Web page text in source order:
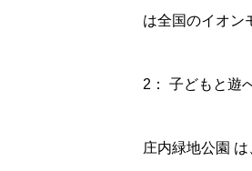
は全国のイオン
2： 子どもと遊
庄内緑地公園